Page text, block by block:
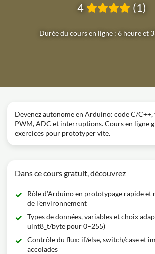
Durée du cours en ligne : 6 heure et
4 (1)
Devenez autonome en Arduino: code C/
PWM, ADC et interruptions. Cours en ligne
exercices pour prototyper vite.
Dans ce cours gratuit, découvrez
Rôle d’Arduino en prototypage rapide et
de l’environnement
Types de données, variables et choix
uint8_t/byte pour 0–255)
Contrôle du flux: if/else, switch/case et
accolades